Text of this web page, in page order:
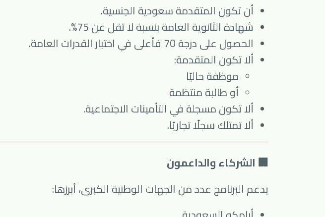
أن تكون المتقدمة سعودية الجنسية.
شهادة الثانوية العامة بنسبة لا تقل عن 75%.
الحصول على درجة 70 فأعلى في اختبار القدرات العامة.
ألا تكون المتقدمة:
موظفة حاليًا
أو طالبة منتظمة
ألا تكون مسجلة في التأمينات الاجتماعية.
ألا تمتلك سجلًا تجاريًا.
🏢 الشركاء والداعمون
يدعم البرنامج عدد من الجهات الوطنية الكبرى، أبرزها: